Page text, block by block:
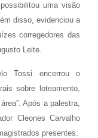
uma visão
disso, evidenciou a
corregedores das
Leite.
Tossi encerrou o
sobre loteamento,
Após a palestra,
Cleones Carvalho
presentes.